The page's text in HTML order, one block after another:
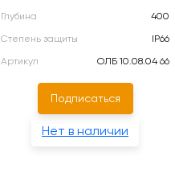
Глубина
400
Степень защиты
IP66
Артикул
ОЛБ 10.08.04 66
Подписаться
Нет в наличии